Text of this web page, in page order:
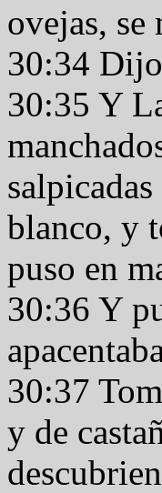
ovejas,
30:34
30:35 Y
blanco, y
puso en
30:36 Y
30:37
y de